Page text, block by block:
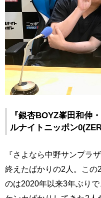
『銀杏BOYZ峯田和伸
ルナイトニッポン
『さよなら中野サンプラ
終えたばかりの2人。この
のは2020年以来3年ぶり